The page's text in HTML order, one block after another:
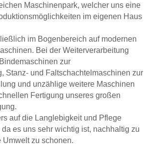
Maschinenpark, welcher uns eine
im eigenen Haus
im Bogenbereich auf modernen
Bei der Weiterverarbeitung
zur
Stanz- und Faltschachtelmaschinen zur
und unzählige weitere Maschinen
Fertigung unseres großen
auf die Langlebigkeit und Pflege
es uns sehr wichtig ist, nachhaltig zu
zu schonen.